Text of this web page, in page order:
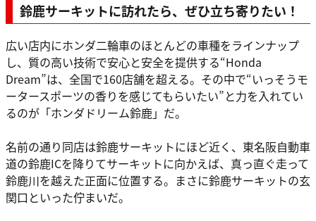
鈴鹿サーキットに訪れたら、ぜひ立ち寄りたい！
広い店内にホンダ二輪車のほとんどの車種をラインナップ
し、質の高い技術で安心と安全を提供する“Honda
Dream”は、全国で160店舗を超える。その中で“いっそうモ
ータースポーツの香りを感じてもらいたい”と力を入れてい
るのが「ホンダドリーム鈴鹿」だ。
名前の通り同店は鈴鹿サーキットにほど近く、東名阪自動車
道の鈴鹿ICを降りてサーキットに向かえば、真っ直ぐ走って
鈴鹿川を越えた正面に位置する。まさに鈴鹿サーキットの玄
関口といった佇まいだ。